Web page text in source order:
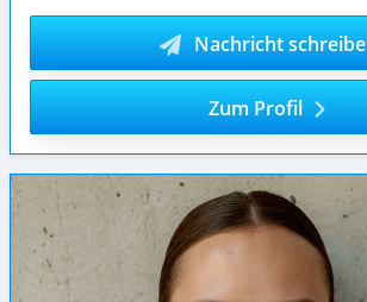
Nachricht
Zum Profil